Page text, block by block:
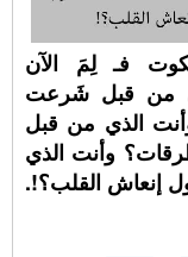
فـ لِمَ الآن
من قبل شَرعت
الذي من قبل
وأنت الذي
إنعاش القلب؟!.